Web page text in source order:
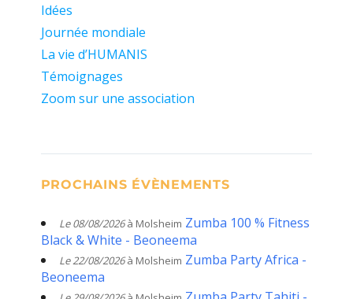
Idées
Journée mondiale
La vie d’HUMANIS
Témoignages
Zoom sur une association
PROCHAINS ÉVÈNEMENTS
Le 08/08/2026à Molsheim Zumba 100 % Fitness
Black & White - Beoneema
Le 22/08/2026à Molsheim Zumba Party Africa -
Beoneema